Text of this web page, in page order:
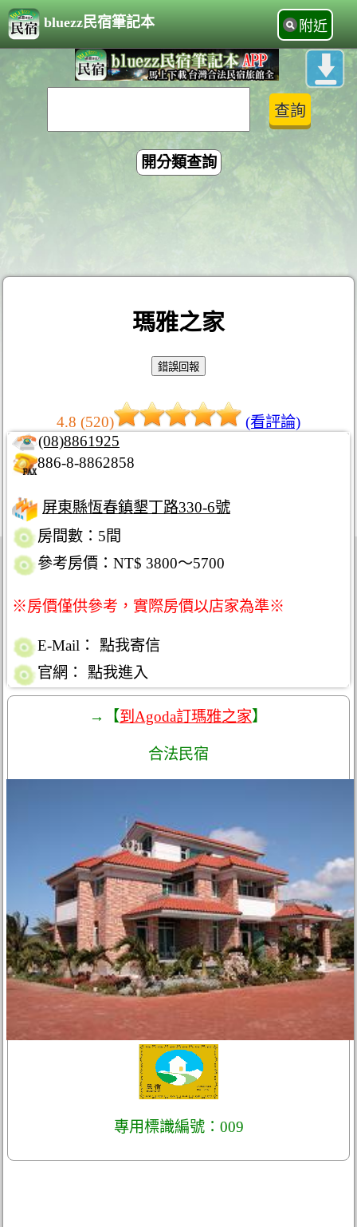
bluezz民宿筆記本 附近
開分類查詢
瑪雅之家
4.8 (520)
(看評論)
(08)8861925
886-8-8862858
屏東縣恆春鎮墾丁路330-6號
房間數：5間
參考房價：NT$ 3800～5700
※房價僅供參考，實際房價以店家為準※
E-Mail：
點我寄信
官網：
點我進入
→【到Agoda訂瑪雅之家】
合法民宿
專用標識編號：009